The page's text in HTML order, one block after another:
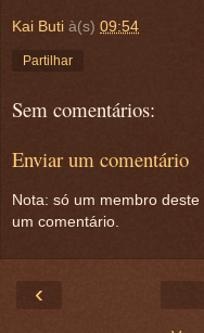
Kai Buti à(s) 09:54
Partilhar
Sem comentários:
Enviar um comentário
Nota: só um membro
um comentário.
‹